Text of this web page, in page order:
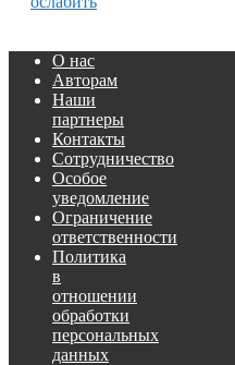
О нас
Авторам
Наши
партнеры
Контакты
Сотрудничество
Особое
уведомление
Ограничение
ответственности
Политика
в
отношении
обработки
персональных
данных